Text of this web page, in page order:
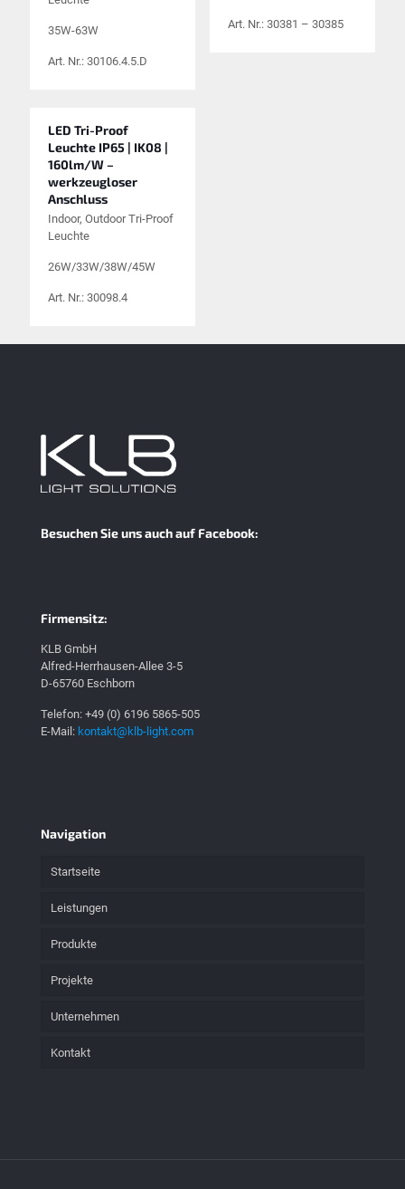
35W-63W
Art. Nr.: 30106.4.5.D
Art. Nr.: 30381 – 30385
LED Tri-Proof
Leuchte IP65 | IK08 |
160lm/W –
werkzeugloser
Anschluss
Indoor, Outdoor Tri-Proof
Leuchte
26W/33W/38W/45W
Art. Nr.: 30098.4
Besuchen Sie uns auch auf Facebook:
Firmensitz:
KLB GmbH
Alfred-Herrhausen-Allee 3-5
D-65760 Eschborn
Telefon: +49 (0) 6196 5865-505
E-Mail: kontakt@klb-light.com
Navigation
Startseite
Leistungen
Produkte
Projekte
Unternehmen
Kontakt